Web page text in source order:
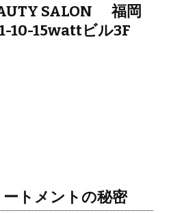
SALON 福岡
10-15wattビル3F
トメントの秘密